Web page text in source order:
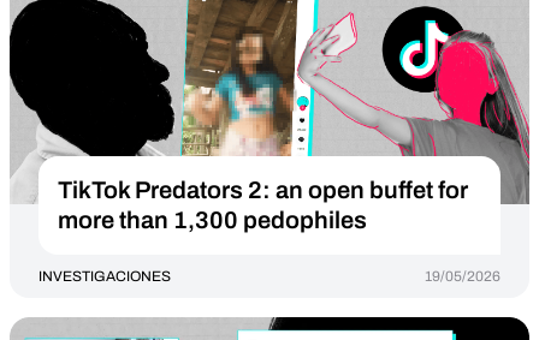
TikTok Predators 2: an open buffet for
more than 1,300 pedophiles
INVESTIGACIONES 19/05/2026